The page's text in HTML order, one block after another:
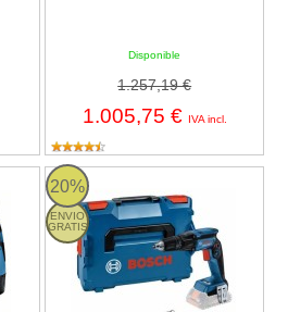
Disponible
1.257,19 €
1.005,75 € IVA incl.
- Atornillador a batería
20%
ENVIO
GRATIS
Bosch GTB 18V-45 Professional